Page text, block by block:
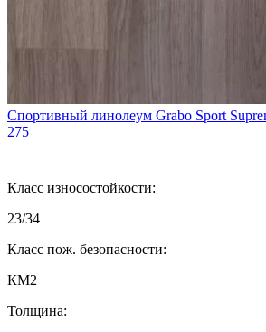
Спортивный линолеум Grabo Sport
275
Класс износостойкости:
23/34
Класс пож. безопасности:
КМ2
Толщина: